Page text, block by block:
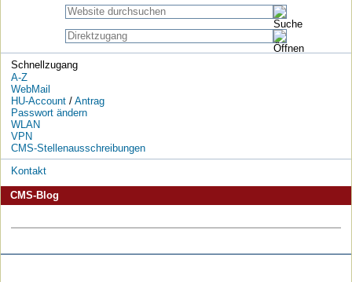
Schnellzugang
A-Z
WebMail
HU-Account/ Antrag
Passwort ändern
WLAN
VPN
CMS-Stellenausschreibungen
Kontakt
CMS-Blog